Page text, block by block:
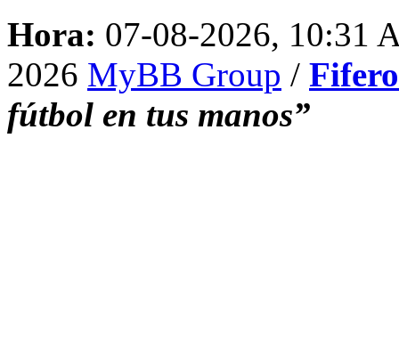
Hora: 07-08-2026, 10:31
2026 MyBB Group /
fútbol en tus manos”